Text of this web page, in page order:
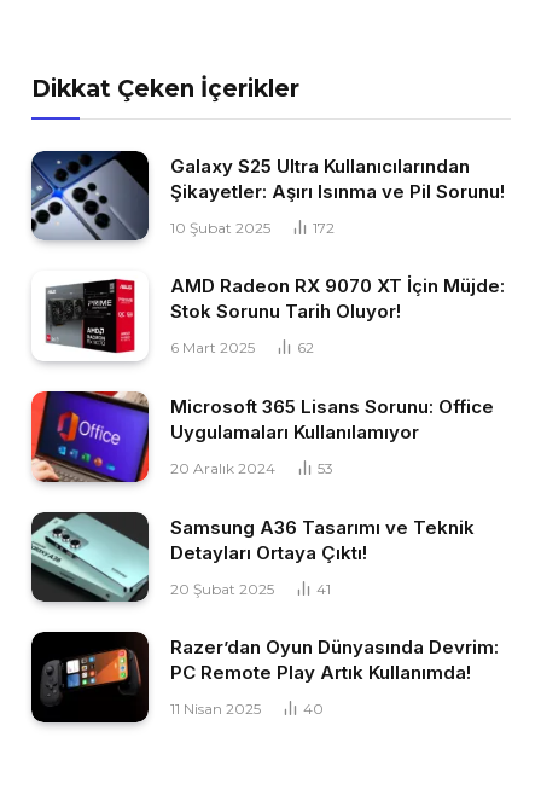
Dikkat Çeken İçerikler
Galaxy S25 Ultra Kullanıcılarından
Şikayetler: Aşırı Isınma ve Pil Sorunu!
10 Şubat 2025 172
AMD Radeon RX 9070 XT İçin Müjde:
Stok Sorunu Tarih Oluyor!
6 Mart 2025 62
Microsoft 365 Lisans Sorunu: Office
Uygulamaları Kullanılamıyor
20 Aralık 2024 53
Samsung A36 Tasarımı ve Teknik
Detayları Ortaya Çıktı!
20 Şubat 2025 41
Razer’dan Oyun Dünyasında Devrim:
PC Remote Play Artık Kullanımda!
11 Nisan 2025 40